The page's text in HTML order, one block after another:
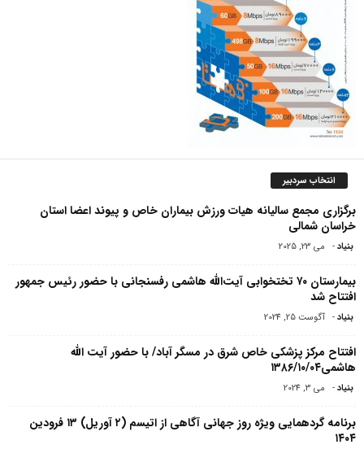
انتخاب سردبیر
برگزاری مجمع سالیانه هیات ورزش بیماران خاص و پیوند اعضا استان
خراسان شمالی
بنیاد- می 23, 2025
بیمارستان ۷۰ تختخوابی آیت‌الله هاشمی رفسنجانی با حضور رئیس جمهور
افتتاح شد
بنیاد- آگوست 25, 2024
افتتاح مرکز پزشکی خاص شرق در مسگر آباد/ با حضور آیت الله
هاشمی۱۳۸۶/۱۰/۰۴
بنیاد- می 3, 2024
برنامه گردهمایی ویژه روز جهانی آگاهی از اتیسم (۲ آوریل) ۱۳ فرودین
۱۴۰۴